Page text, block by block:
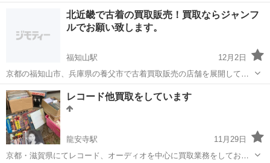
ております。 貿易雑貨を50円/kgで買取させて頂ける事業様を募集い
たします。 同業者の方はもちろん、他業種の方も解体前や引越し前後
の残置物にも買取出来るもの...
リサイクルショップ 買取
北近畿で古着の買取販売！買取ならジャンフ
ルでお願い致します。
福知山駅
12月2日
京都の福知山市、兵庫県の養父市で古着買取販売の店舗を展開してお
ります。最近では出張買取も承っております。 〇福知山市（京都府）
・出張買取と片付け専門 ジャンフル福知山店 ・古着買取販売 ジ
ャンフル福知山2号店...
京都 福知山市 福知山駅 リサイクルショップ
レコード他買取をしています
龍安寺駅
11月29日
京都・滋賀県にてレコード、オーディオを中心に買取業務をしており